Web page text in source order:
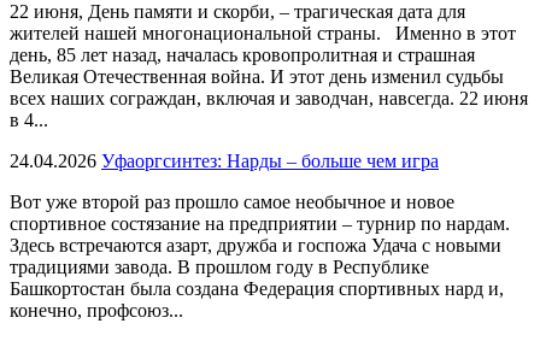
22 июня, День памяти и скорби, – трагическая дата для
жителей нашей многонациональной страны. Именно в этот
день, 85 лет назад, началась кровопролитная и страшная
Великая Отечественная война. И этот день изменил судьбы
всех наших сограждан, включая и заводчан, навсегда. 22 июня
в 4...
24.04.2026 Уфаоргсинтез: Нарды – больше чем игра
Вот уже второй раз прошло самое необычное и новое
спортивное состязание на предприятии – турнир по нардам.
Здесь встречаются азарт, дружба и госпожа Удача с новыми
традициями завода. В прошлом году в Республике
Башкортостан была создана Федерация спортивных нард и,
конечно, профсоюз...